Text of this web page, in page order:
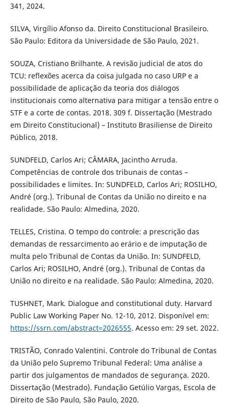
341, 2024.
SILVA, Virgílio Afonso da. Direito Constitucional Brasileiro.
São Paulo: Editora da Universidade de São Paulo, 2021.
SOUZA, Cristiano Brilhante. A revisão judicial de atos do
TCU: reflexões acerca da coisa julgada no caso URP e a
possibilidade de aplicação da teoria dos diálogos
institucionais como alternativa para mitigar a tensão entre o
STF e a corte de contas. 2018. 309 f. Dissertação (Mestrado
em Direito Constitucional) – Instituto Brasiliense de Direito
Público, 2018.
SUNDFELD, Carlos Ari; CÂMARA, Jacintho Arruda.
Competências de controle dos tribunais de contas –
possibilidades e limites. In: SUNDFELD, Carlos Ari; ROSILHO,
André (org.). Tribunal de Contas da União no direito e na
realidade. São Paulo: Almedina, 2020.
TELLES, Cristina. O tempo do controle: a prescrição das
demandas de ressarcimento ao erário e de imputação de
multa pelo Tribunal de Contas da União. In: SUNDFELD,
Carlos Ari; ROSILHO, André (org.). Tribunal de Contas da
União no direito e na realidade. São Paulo: Almedina, 2020.
TUSHNET, Mark. Dialogue and constitutional duty. Harvard
Public Law Working Paper No. 12-10, 2012. Disponível em:
https://ssrn.com/abstract=2026555. Acesso em: 29 set. 2022.
TRISTÃO, Conrado Valentini. Controle do Tribunal de Contas
da União pelo Supremo Tribunal Federal: Uma análise a
partir dos julgamentos de mandados de segurança. 2020.
Dissertação (Mestrado). Fundação Getúlio Vargas, Escola de
Direito de São Paulo, São Paulo, 2020.